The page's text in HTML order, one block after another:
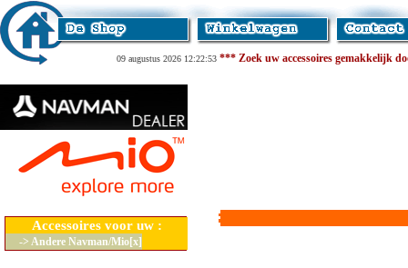
09 augustus 2026 12:22:53 *** Zoek uw accessoires gemakkelijk
Accessoires voor uw :
-> Andere Navman/Mio[x]